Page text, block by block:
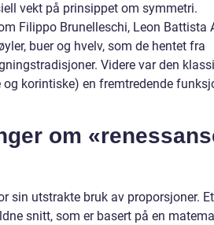
vekt på prinsippet om symmetri.
Filippo Brunelleschi, Leon Battista
buer og hvelv, som de hentet fra
Videre var den
korintiske) en fremtredende
om
sin utstrakte bruk av proporsjoner.
snitt, som er basert på en